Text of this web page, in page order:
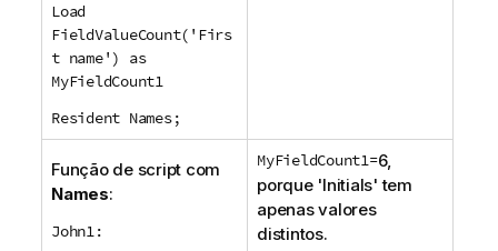
Load
FieldValueCount('Firs
t name') as
MyFieldCount1
Resident Names;
Função de script com
Names:
John1:
MyFieldCount1=6,
porque 'Initials' tem
apenas valores
distintos.